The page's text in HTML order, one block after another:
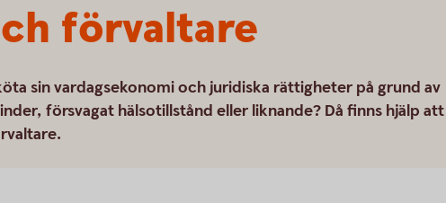
förvaltare
sin vardagsekonomi och juridiska rättigheter på grund av
försvagat hälsotillstånd eller liknande? Då finns hjälp att